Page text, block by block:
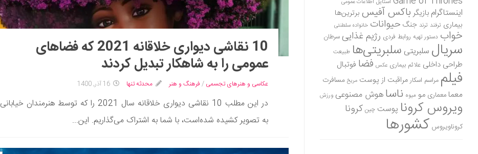
10 نقاشی دیواری خلاقانه 2021 که فضاهای
عمومی را به شاهکار تبدیل کردند
عکاسی و هنرهای تجسمی / فرهنگ و هنر محدثه تنها 16 آذر, 1400
در این مطلب 10 نقاشی دیواری خلاقانه سال 2021 را که توسط هنرمندان خیابانی
به تصویر کشیده شده‌است، با شما به اشتراک می‌گذاریم. این...
اطلاعات عمومی
اینستاگرام بازیگر باکس آفیس برترین‌ها
بیماری ترفند ترند جنگ حیوانات خانواده سلطنتی
خواب دستور تهیه روابط فردی رژیم غذاییسرطان
سریال سلبریتی سلبریتی‌ها طبیعت
طراحی داخلی علائم بیماری عکس فضا فوتبال
فیلم مراسم اسکارمراقبت از پوست مریخ مسافرت
معمامعماری مو میوه ناساهوش مصنوعی ورزش
ویروس کرونا پوست چین کرونا
کروناویروس کشورها